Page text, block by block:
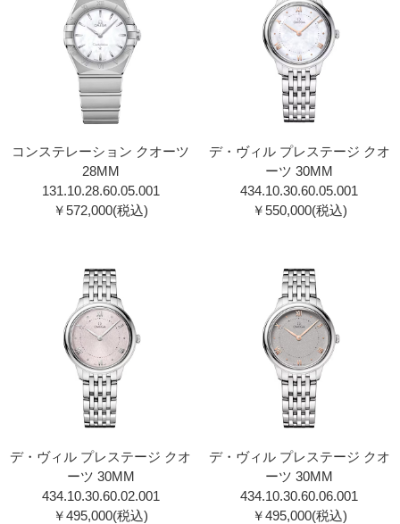
コンステレーション クオーツ
28MM
131.10.28.60.05.001
￥572,000(税込)
デ・ヴィル プレステージ クオ
ーツ 30MM
434.10.30.60.05.001
￥550,000(税込)
デ・ヴィル プレステージ クオ
ーツ 30MM
434.10.30.60.02.001
￥495,000(税込)
デ・ヴィル プレステージ クオ
ーツ 30MM
434.10.30.60.06.001
￥495,000(税込)